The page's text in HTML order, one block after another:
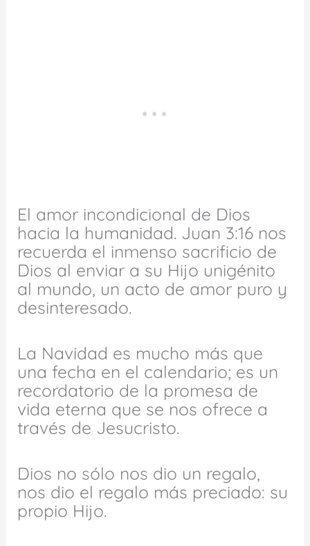
El amor incondicional de Dios
hacia la humanidad. Juan 3:16 nos
recuerda el inmenso sacrificio de
Dios al enviar a su Hijo unigénito
al mundo, un acto de amor puro y
desinteresado.
La Navidad es mucho más que
una fecha en el calendario; es un
recordatorio de la promesa de
vida eterna que se nos ofrece a
través de Jesucristo.
Dios no sólo nos dio un regalo,
nos dio el regalo más preciado: su
propio Hijo.